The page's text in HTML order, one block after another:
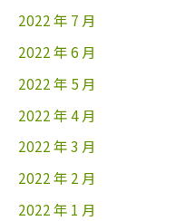
2022 年 7 月
2022 年 6 月
2022 年 5 月
2022 年 4 月
2022 年 3 月
2022 年 2 月
2022 年 1 月